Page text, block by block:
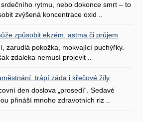
rytmu, nebo dokonce smrt – to
zvýšená koncentrace oxid ..
způsobit ekzém, astma či průjem
zarudlá pokožka, mokvající puchýřky.
zdaleka nemusí projevit ..
trápí záda i křečové žíly
den doslova „prosedí“. Sedavé
přináší mnoho zdravotních riz ..